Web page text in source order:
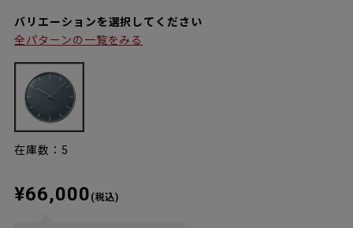
バリエーションを選択してください
全パターンの一覧をみる
在庫数：5
¥66,000 (税込)